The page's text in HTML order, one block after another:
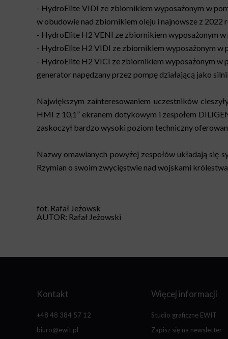
- HydroElite VIDI ze zbiornikiem wyposażonym w
w obudowie nad zbiornikiem oleju i najnowsze z
- HydroElite H2 VENI ze zbiornikiem wyposażonym
- HydroElite H2 VIDI ze zbiornikiem wyposażonym w
- HydroElite H2 VICI ze zbiornikiem wyposażonym w
generator napędzany przez pompę działającą jako
Największym zainteresowaniem uczestników
HMI z 10,1” ekranem dotykowym i zespołem
zaskoczył bardzo wysoki poziom techniczny
Nazwy omawianych powyżej zespołów układają się
Rzymian o swoim zwycięstwie nad wojskami
fot. Rafał Jeżowsk
AUTOR: Rafał Jeżowski
Kontakt
+48 48 384 57 12
biuro@ewit.pl
Więcej informacji
Studio graficzne EWIT
Zapisz się na newsletter